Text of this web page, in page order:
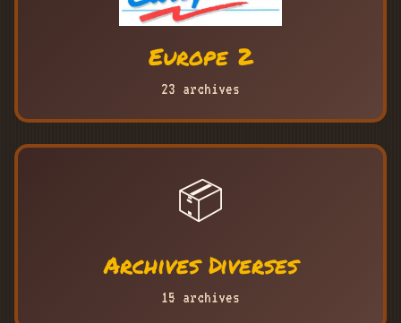
Europe 2
23 archives
📦
Archives Diverses
15 archives